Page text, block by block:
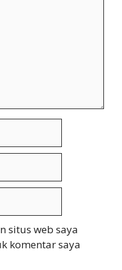
situs web saya
komentar saya